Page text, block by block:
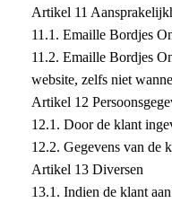
Artikel 11
11.1. Emaille Bordjes
11.2. Emaille Bordjes
website, zelfs niet
Artikel 12
12.1. Door de klant
12.2. Gegevens van de
Artikel 13 Diversen
13.1. Indien de klant